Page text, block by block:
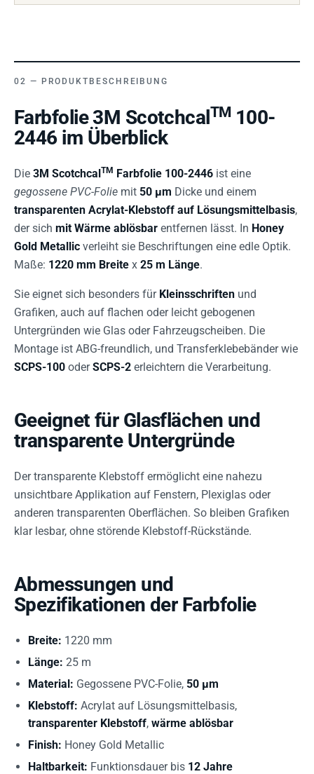
PRODUKTBESCHREIBUNG
Farbfolie 3M ScotchcalTM 100-
2446 im Überblick
Die 3M ScotchcalTM Farbfolie 100-2446 ist eine
gegossene PVC-Folie mit 50 µm Dicke und einem
transparenten Acrylat-Klebstoff auf Lösungsmittelbasis,
der sich mit Wärme ablösbar entfernen lässt. In Honey
Gold Metallic verleiht sie Beschriftungen eine edle Optik.
Maße: 1220 mm Breite x 25 m Länge.
Sie eignet sich besonders für Kleinsschriften und
Grafiken, auch auf flachen oder leicht gebogenen
Untergründen wie Glas oder Fahrzeugscheiben. Die
Montage ist ABG-freundlich, und Transferklebebänder wie
SCPS-100 oderSCPS-2 erleichtern die Verarbeitung.
Geeignet für Glasflächen und
transparente Untergründe
Der transparente Klebstoff ermöglicht eine nahezu
unsichtbare Applikation auf Fenstern, Plexiglas oder
anderen transparenten Oberflächen. So bleiben Grafiken
klar lesbar, ohne störende Klebstoff-Rückstände.
Abmessungen und
Spezifikationen der Farbfolie
Breite: 1220 mm
Länge: 25 m
Material: Gegossene PVC-Folie, 50 µm
Klebstoff: Acrylat auf Lösungsmittelbasis,
transparenter Klebstoff, wärme ablösbar
Finish: Honey Gold Metallic
Haltbarkeit: Funktionsdauer bis 12 Jahre